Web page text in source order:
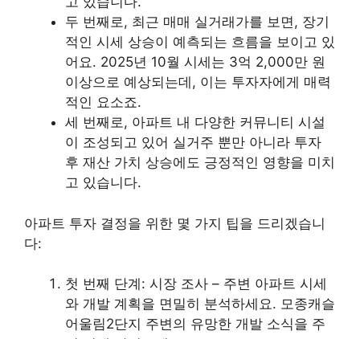
두 번째로, 최근 매매 실거래가를 보면, 장기
적인 시세 상승이 예측되는 흐름을 보이고 있
어요. 2025년 10월 시세는 3억 2,000만 원
이상으로 예상되는데, 이는 투자자에게 매력
적인 요소죠.
세 번째로, 아파트 내 다양한 커뮤니티 시설
이 조성되고 있어 실거주 뿐만 아니라 투자
후 재산 가치 상승에도 긍정적인 영향을 미치
고 있습니다.
아파트 투자 결정을 위한 몇 가지 팁을 드리겠습니
다:
첫 번째 단계: 시장 조사 – 주변 아파트 시세
와 개발 계획을 면밀히 분석하세요. 모종캐슬
어울림2단지 주변의 유망한 개발 소식을 주